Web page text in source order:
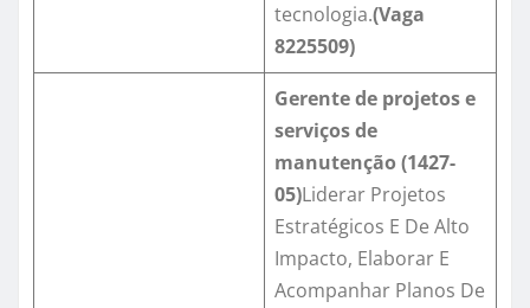
tecnologia.(Vaga
8225509)
Gerente de projetos e
serviços de
manutenção (1427-
05)Liderar Projetos
Estratégicos E De Alto
Impacto, Elaborar E
Acompanhar Planos De